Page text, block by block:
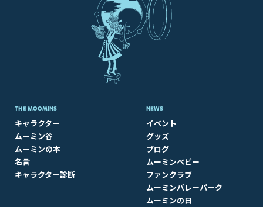
THE MOOMINS
キャラクター
ムーミン谷
ムーミンの本
名言
キャラクター診断
NEWS
イベント
グッズ
ブログ
ムーミンベビー
ファンクラブ
ムーミンバレーパーク
ムーミンの日